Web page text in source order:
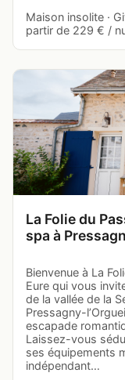
Maison insolite ·
partir de 229 € /
La Folie du
spa à
Bienvenue à La
Eure qui vous
de la vallée de la
Pressagny-
escapade
Laissez-vous
ses équipements
indépendant…